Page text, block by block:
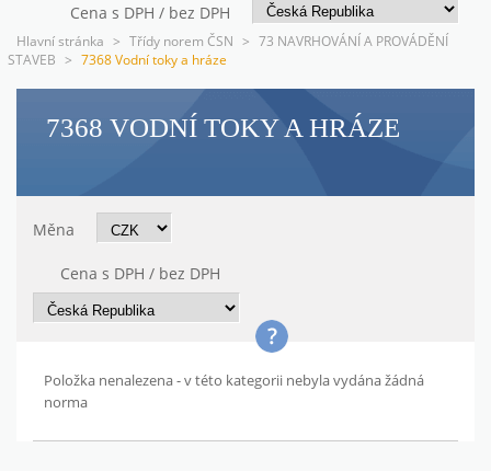
Cena s DPH / bez DPH
Hlavní stránka > Třídy norem ČSN > 73 NAVRHOVÁNÍ A PROVÁDĚNÍ
STAVEB > 7368 Vodní toky a hráze
7368 VODNÍ TOKY A HRÁZE
Měna
Cena s DPH / bez DPH
Položka nenalezena - v této kategorii nebyla vydána žádná
norma